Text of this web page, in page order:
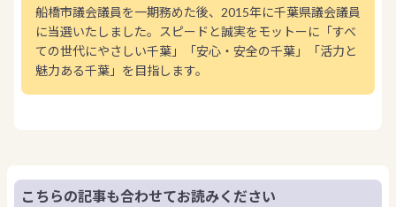
船橋市議会議員を一期務めた後、2015年に千葉県議会議員
に当選いたしました。スピードと誠実をモットーに「すべ
ての世代にやさしい千葉」「安心・安全の千葉」「活力と
魅力ある千葉」を目指します。
こちらの記事も合わせてお読みください